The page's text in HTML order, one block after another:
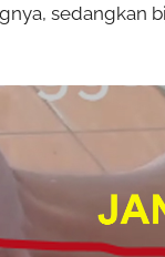
sedangkan